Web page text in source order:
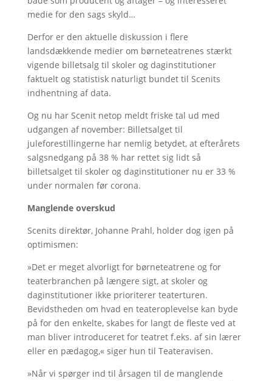
medie for den sags skyld…
Derfor er den aktuelle diskussion i flere
landsdækkende medier om børneteatrenes stærkt
vigende billetsalg til skoler og daginstitutioner
faktuelt og statistisk naturligt bundet til Scenits
indhentning af data.
Og nu har Scenit netop meldt friske tal ud med
udgangen af november: Billetsalget til
juleforestillingerne har nemlig betydet, at efterårets
salgsnedgang på 38 % har rettet sig lidt så
billetsalget til skoler og daginstitutioner nu er 33 %
under normalen før corona.
Manglende overskud
Scenits direktør, Johanne Prahl, holder dog igen på
optimismen:
»Det er meget alvorligt for børneteatrene og for
teaterbranchen på længere sigt, at skoler og
daginstitutioner ikke prioriterer teaterturen.
Bevidstheden om hvad en teateroplevelse kan byde
på for den enkelte, skabes for langt de fleste ved at
man bliver introduceret for teatret f.eks. af sin lærer
eller en pædagog,« siger hun til Teateravisen.
»Når vi spørger ind til årsagen til de manglende